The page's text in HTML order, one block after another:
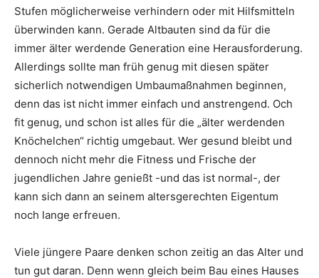
Stufen möglicherweise verhindern oder mit Hilfsmitteln
überwinden kann. Gerade Altbauten sind da für die
immer älter werdende Generation eine Herausforderung.
Allerdings sollte man früh genug mit diesen später
sicherlich notwendigen Umbaumaßnahmen beginnen,
denn das ist nicht immer einfach und anstrengend. Och
fit genug, und schon ist alles für die „älter werdenden
Knöchelchen“ richtig umgebaut. Wer gesund bleibt und
dennoch nicht mehr die Fitness und Frische der
jugendlichen Jahre genießt -und das ist normal-, der
kann sich dann an seinem altersgerechten Eigentum
noch lange erfreuen.
Viele jüngere Paare denken schon zeitig an das Alter und
tun gut daran. Denn wenn gleich beim Bau eines Hauses